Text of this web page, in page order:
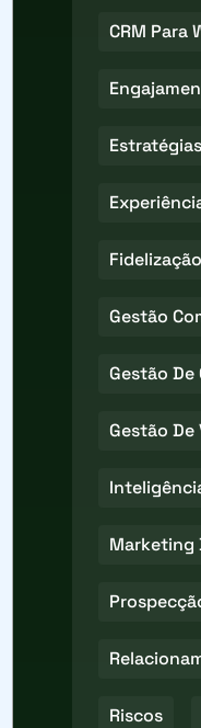
CRM Para
Gestão
Gestão De
Gestão De
Marketing
Riscos